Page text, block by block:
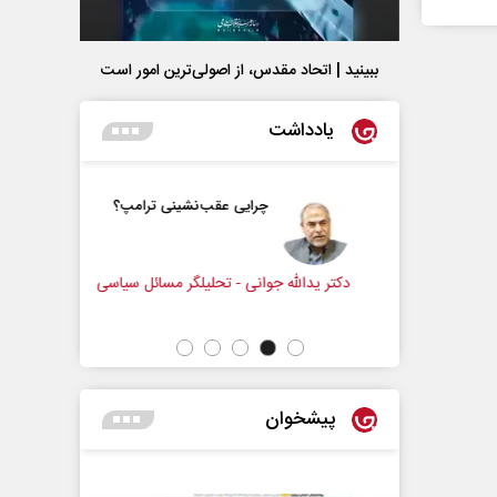
ببینید | اتحاد مقدس، از اصولی‌ترین امور است
یادداشت
چرایی عقب‌نشینی ترامپ؟
دکتر یدالله جوانی - تحلیلگر مسائل سیاسی
پیشخوان